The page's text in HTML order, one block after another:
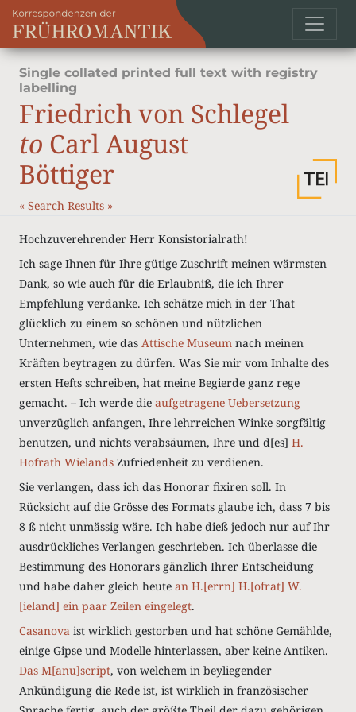
Single collated printed full text with registry
labelling
Friedrich von Schlegel
to Carl August
Böttiger
« Search Results »
Hochzuverehrender Herr Konsistorialrath!
Ich sage Ihnen für Ihre gütige Zuschrift meinen wärmsten
Dank, so wie auch für die Erlaubniß, die ich Ihrer
Empfehlung verdanke. Ich schätze mich in der That
glücklich zu einem so schönen und nützlichen
Unternehmen, wie das Attische Museum nach meinen
Kräften beytragen zu dürfen. Was Sie mir vom Inhalte des
ersten Hefts schreiben, hat meine Begierde ganz rege
gemacht. – Ich werde die aufgetragene Uebersetzung
unverzüglich anfangen, Ihre lehrreichen Winke sorgfältig
benutzen, und nichts verabsäumen, Ihre und d[es] H.
Hofrath Wielands Zufriedenheit zu verdienen.
Sie verlangen, dass ich das Honorar fixiren soll. In
Rücksicht auf die Grösse des Formats glaube ich, dass 7 bis
8 ß nicht unmässig wäre. Ich habe dieß jedoch nur auf Ihr
ausdrückliches Verlangen geschrieben. Ich überlasse die
Bestimmung des Honorars gänzlich Ihrer Entscheidung
und habe daher gleich heute an H.[errn] H.[ofrat] W.
[ieland] ein paar Zeilen eingelegt.
Casanova ist wirklich gestorben und hat schöne Gemählde,
einige Gipse und Modelle hinterlassen, aber keine Antiken.
Das M[anu]script, von welchem in beyliegender
Ankündigung die Rede ist, ist wirklich in französischer